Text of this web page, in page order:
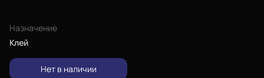
Назначение
Клей
Нет в наличии